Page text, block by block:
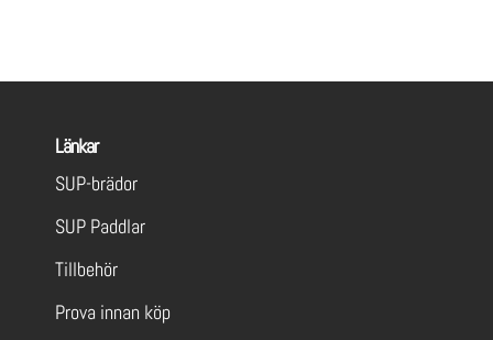
Länkar
SUP-brädor
SUP Paddlar
Tillbehör
Prova innan köp